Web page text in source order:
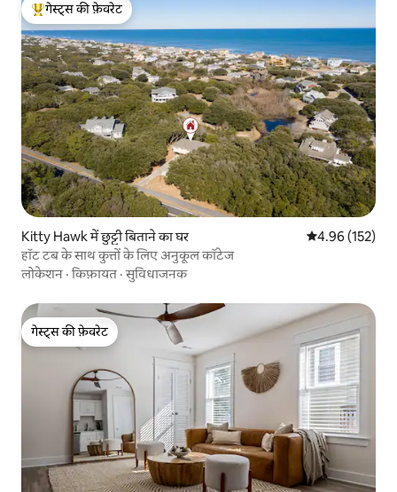
गेस्ट्स का टॉप फ़ेवरेट
गेस्ट्स की फ़ेवरेट
Kitty Hawk में छुट्टी बिताने का घर औसत रेटिंग 5 में से
4.96 (152)
हॉट टब के साथ कुत्तों के लिए अनुकूल कॉटेज
लोकेशन ·किफ़ायत ·सुविधाजनक
गेस्ट्स की फ़ेवरेट
गेस्ट्स की फ़ेवरेट